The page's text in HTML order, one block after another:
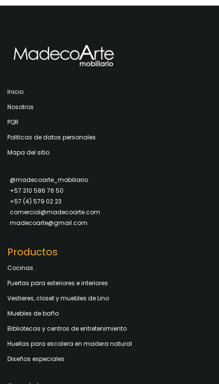
Inicio
Nosotros
PQR
Politicas de datos personales
Mapa del sitio
@madecoarte_mobiliario
+57 310 586 76 50
+57 (4) 579 02 23
comercial@madecoarte.com
madecoarte@gmail.com
Productos
Cocinas
Puertas para exteriores e interiores
Vestieres, closet y muebles de Lino
Muebles de baño
Bibliotecas y centros de entretenimiento
Huellas para escalera en madera natural
Diseños especiales